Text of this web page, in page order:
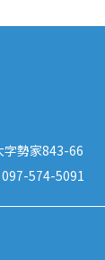
勢家843-66
574-5091